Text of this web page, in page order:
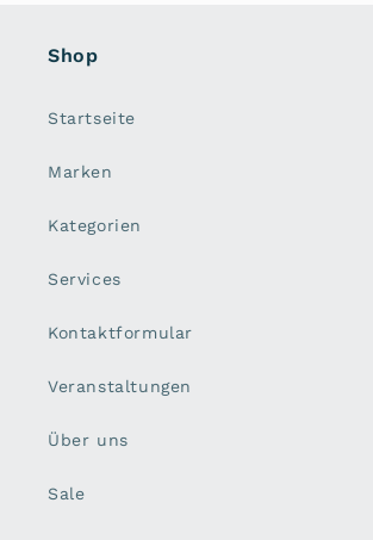
Shop
Startseite
Marken
Kategorien
Services
Kontaktformular
Veranstaltungen
Über uns
Sale